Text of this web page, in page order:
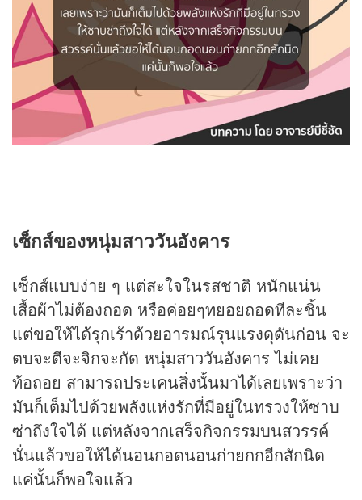
เซ็กส์ของหนุ่มสาววันอังคาร
เซ็กส์แบบง่าย ๆ แต่สะใจในรสชาติ หนักแน่น
เสื้อผ้าไม่ต้องถอด หรือค่อยๆทยอยถอดทีละชิ้น
แต่ขอให้ได้รุกเร้าด้วยอารมณ์รุนแรงดุดันก่อน จะ
ตบจะตีจะจิกจะกัด หนุ่มสาววันอังคาร ไม่เคย
ท้อถอย สามารถประเคนสิ่งนั้นมาได้เลยเพราะว่า
มันก็เต็มไปด้วยพลังแห่งรักที่มีอยู่ในทรวงให้ซาบ
ซ่าถึงใจได้ แต่หลังจากเสร็จกิจกรรมบนสวรรค์
นั่นแล้วขอให้ได้นอนกอดนอนก่ายกกอีกสักนิด
แค่นั้นก็พอใจแล้ว